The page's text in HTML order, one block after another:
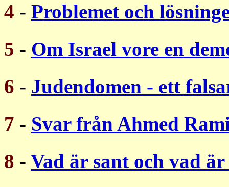
4 - Problemet och
5 - Om Israel vore en
6 - Judendomen - ett
7 - Svar från Ahmed
8 - Vad är sant och vad